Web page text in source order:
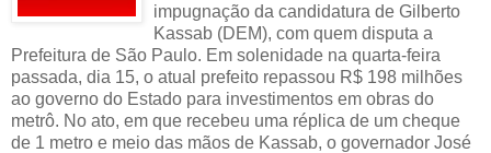
impugnação da candidatura de Gilberto
Kassab (DEM), com quem disputa a
Prefeitura de São Paulo. Em solenidade na quarta-feira
passada, dia 15, o atual prefeito repassou R$ 198 milhões
ao governo do Estado para investimentos em obras do
metrô. No ato, em que recebeu uma réplica de um cheque
de 1 metro e meio das mãos de Kassab, o governador José